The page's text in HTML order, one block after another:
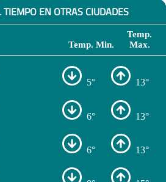
TIEMPO EN OTRAS CIUDADES
Temp. Min.
Temp.
Max.
5° 13°
6° 13°
6° 13°